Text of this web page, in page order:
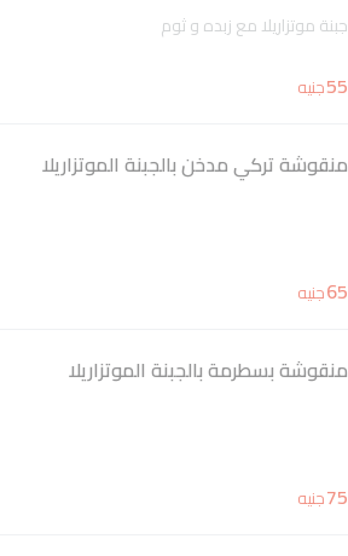
جبنة موتزاریلا مع زبده و ثوم
55جنيه
منقوشة تركي مدخن بالجبنة الموتزاريلا
65جنيه
منقوشة بسطرمة بالجبنة الموتزاريلا
75جنيه